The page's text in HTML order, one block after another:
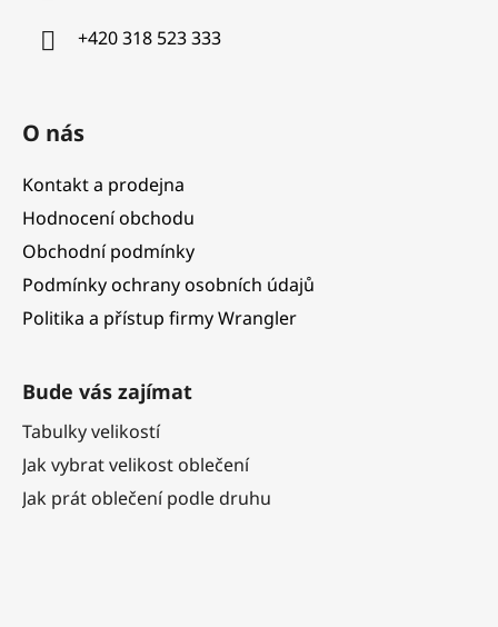
+420 318 523 333
O nás
Kontakt a prodejna
Hodnocení obchodu
Obchodní podmínky
Podmínky ochrany osobních údajů
Politika a přístup firmy Wrangler
Bude vás zajímat
Tabulky velikostí
Jak vybrat velikost oblečení
Jak prát oblečení podle druhu